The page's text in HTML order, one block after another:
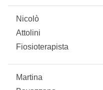
Nicolò
Attolini
Fiosioterapista
Martina